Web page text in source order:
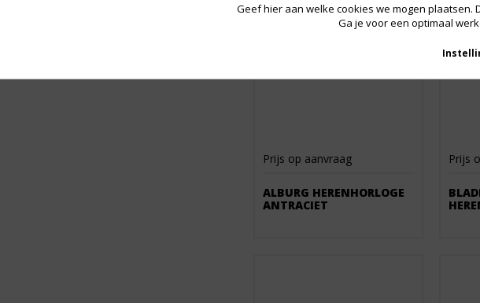
Prijs op aanvraag
ALBURG HERENHORLOGE
ANTRACIET
Prijs
Geef hier aan welke cookies we mogen
Ga je voor een optimaal